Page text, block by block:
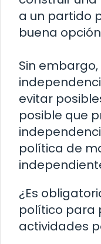
a un partido
buena
Sin
evitar
posible que
política de
¿Es
político para
actividades